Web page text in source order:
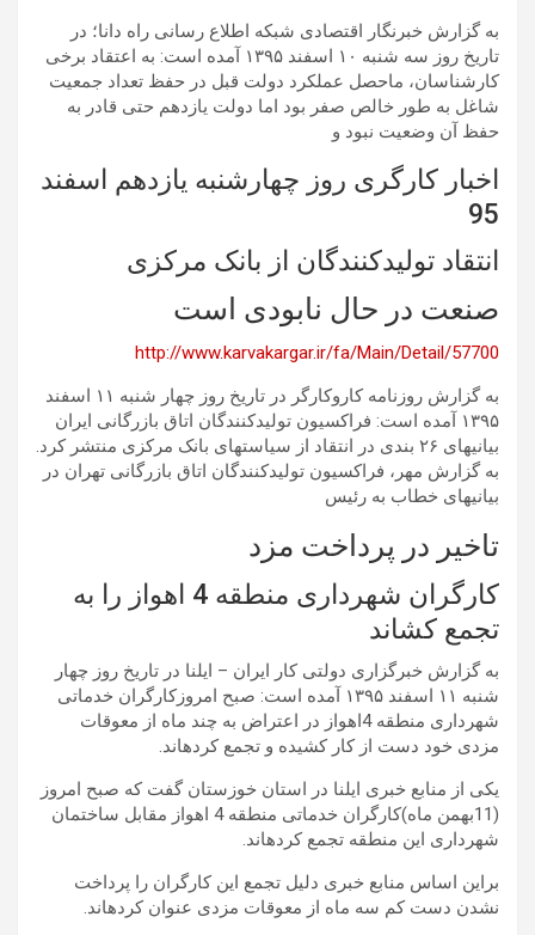
به گزارش خبرنگار اقتصادی شبکه اطلاع رسانی راه دانا؛ در
تاریخ روز سه شنبه ١٠ اسفند ۱۳۹۵ آمده است: به اعتقاد برخی
کارشناسان، ماحصل عملکرد دولت قبل در حفظ تعداد جمعیت
شاغل به طور خالص صفر بود اما دولت یازدهم حتی قادر به
حفظ آن وضعیت نبود و
اخبار کارگری روز چهارشنبه یازدهم اسفند
95
انتقاد تولیدکنندگان از بانک مرکزی
صنعت در حال نابودی است
http://www.karvakargar.ir/fa/Main/Detail/57700
به گزارش روزنامه کاروکارگر در تاریخ روز چهار شنبه ١١ اسفند
۱۳۹۵ آمده است: فراکسیون تولیدکنندگان اتاق بازرگانی ایران
بیانیهای ۲۶ بندی در انتقاد از سیاستهای بانک مرکزی منتشر کرد.
به گزارش مهر، فراکسیون تولیدکنندگان اتاق بازرگانی تهران در
بیانیهای خطاب به رئیس
تاخیر در پرداخت مزد
کارگران شهرداری منطقه 4 اهواز را به
تجمع کشاند
به گزارش خبرگزاری دولتی کار ایران – ایلنا در تاریخ روز چهار
شنبه ١١ اسفند ۱۳۹۵ آمده است: صبح امروزکارگران خدماتی
شهرداری منطقه 4اهواز در اعتراض به چند ماه از معوقات
مزدی خود دست از کار کشیده و تجمع کردهاند.
یکی از منابع خبری ایلنا در استان خوزستان گفت که صبح امروز
(11بهمن ماه)کارگران خدماتی منطقه 4 اهواز مقابل ساختمان
شهرداری این منطقه تجمع کردهاند.
براین اساس منابع خبری دلیل تجمع این کارگران را پرداخت
نشدن دست کم سه ماه از معوقات مزدی عنوان کردهاند.